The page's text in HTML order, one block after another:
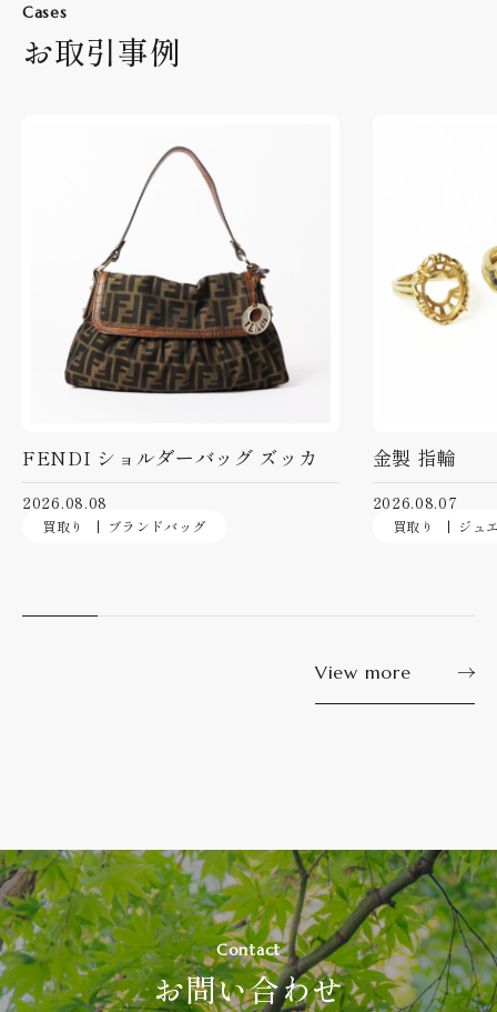
Cases
お取引事例
FENDI ショルダーバッグ ズッカ
2026.08.08
買取り ブランドバッグ
金製 指輪
2026.08.07
買取り ジュ
View more
Contact
お問い合わせ